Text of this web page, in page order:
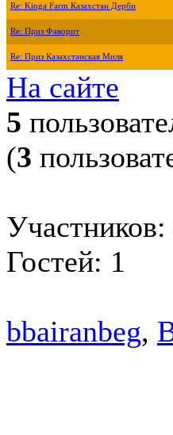
Re: Kinga Farm Казахстан Дерби
Re: Приз Фаворит
Re: Приз Казахстанская Миля
На сайте
5
(3
Участников:
Гостей: 1
bbairanbeg,